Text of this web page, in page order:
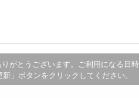
がとうございます。ご利用になる日時
」ボタンをクリックしてください。